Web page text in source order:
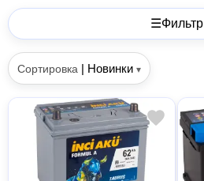
☰Фильтр
Сортировка | Новинки ▾